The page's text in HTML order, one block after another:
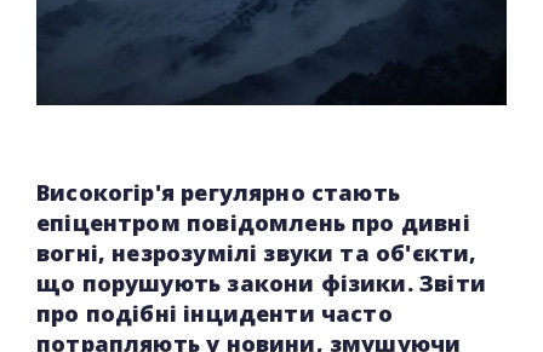
Високогір'я регулярно стають
епіцентром повідомлень про дивні
вогні, незрозумілі звуки та об'єкти,
що порушують закони фізики. Звіти
про подібні інциденти часто
потрапляють у новини, змушуючи